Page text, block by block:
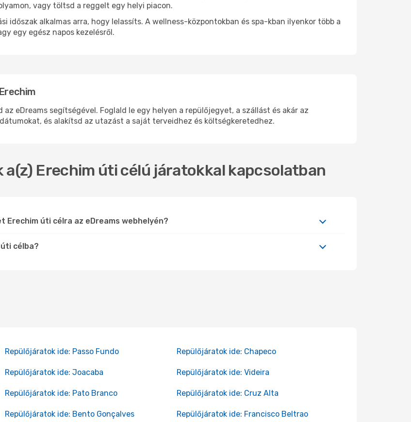
vagy töltsd a reggelt egy helyi piacon.
időszak alkalmas arra, hogy lelassíts. A wellness-központokban és spa-kban ilyenkor több a
egy egész napos kezelésről.
eDreams segítségével. Foglald le egy helyen a repülőjegyet, a szállást és akár az
és alakítsd az utazást a saját terveidhez és költségkeretedhez.
Erechim úti célú járatokkal kapcsolatban
Erechim úti célra az eDreams webhelyén?
célba?
Repülőjáratok ide: Passo Fundo Repülőjáratok ide: Chapeco
Repülőjáratok ide: Joacaba Repülőjáratok ide: Videira
Repülőjáratok ide: Pato Branco Repülőjáratok ide: Cruz Alta
Repülőjáratok ide: Bento Gonçalves Repülőjáratok ide: Francisco Beltrao